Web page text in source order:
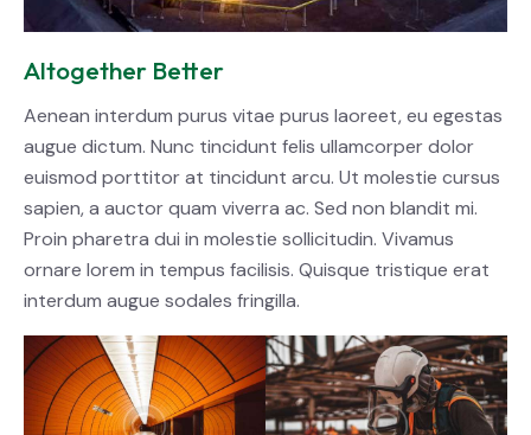
Altogether Better
Aenean interdum purus vitae purus laoreet, eu egestas
augue dictum. Nunc tincidunt felis ullamcorper dolor
euismod porttitor at tincidunt arcu. Ut molestie cursus
sapien, a auctor quam viverra ac. Sed non blandit mi.
Proin pharetra dui in molestie sollicitudin. Vivamus
ornare lorem in tempus facilisis. Quisque tristique erat
interdum augue sodales fringilla.